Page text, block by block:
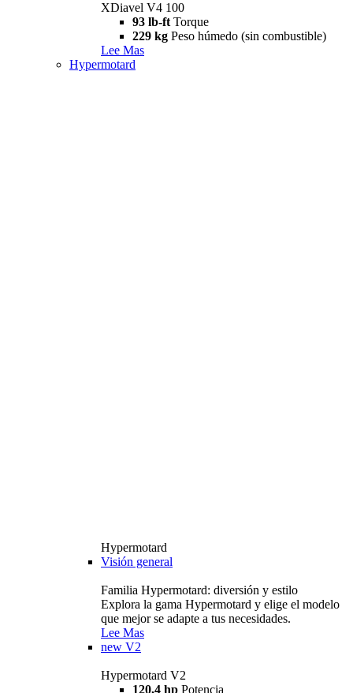
XDiavel V4 100
93 lb-ft Torque
229 kg Peso húmedo (sin combustible)
Lee Mas
Hypermotard
Hypermotard
Visión general
Familia Hypermotard: diversión y estilo
Explora la gama Hypermotard y elige el modelo
que mejor se adapte a tus necesidades.
Lee Mas
new V2
Hypermotard V2
120,4 hp Potencia